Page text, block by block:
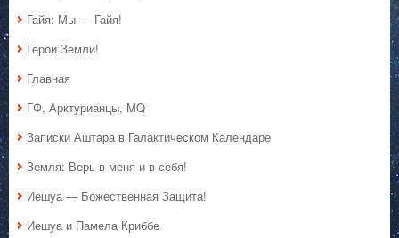
Гайя: Мы — Гайя!
Герои Земли!
Главная
ГФ, Арктурианцы, MQ
Записки Аштара в Галактическом Календаре
Земля: Верь в меня и в себя!
Иешуа — Божественная Защита!
Иешуа и Памела Криббе